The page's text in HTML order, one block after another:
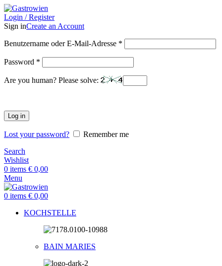
Login / Register
Sign inCreate an Account
Benutzername oder E-Mail-Adresse *
Password *
Are you human? Please solve:
Log in
Lost your password?
Remember me
Search
Wishlist
0 items € 0,00
Menu
0 items € 0,00
KOCHSTELLE
BAIN MARIES